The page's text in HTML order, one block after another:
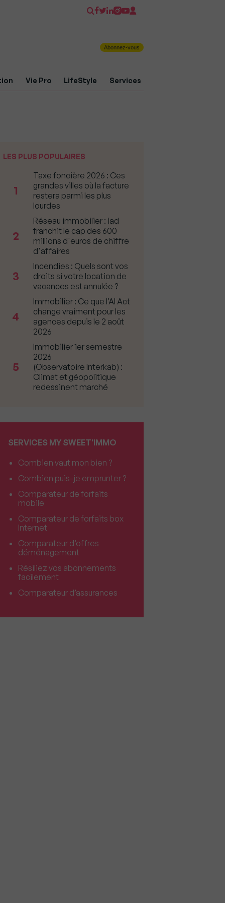
Abonnez-vous
Vie Pro LifeStyle Services
LES PLUS POPULAIRES
1
Taxe foncière 2026 : Ces
grandes villes où la facture
restera parmi les plus
lourdes
2
Réseau immobilier : iad
franchit le cap des 600
millions d'euros de chiffre
d'affaires
3
Incendies : Quels sont vos
droits si votre location de
vacances est annulée ?
4
Immobilier : Ce que l’AI Act
change vraiment pour les
agences depuis le 2 août
2026
5
Immobilier 1er semestre
2026
(Observatoire Interkab) :
Climat et géopolitique
redessinent marché
SERVICES MY SWEET'IMMO
Combien vaut mon bien ?
Combien puis-je emprunter ?
Comparateur de forfaits
mobile
Comparateur de forfaits box
Internet
Comparateur d’offres
déménagement
Résiliez vos abonnements
facilement
Comparateur d’assurances